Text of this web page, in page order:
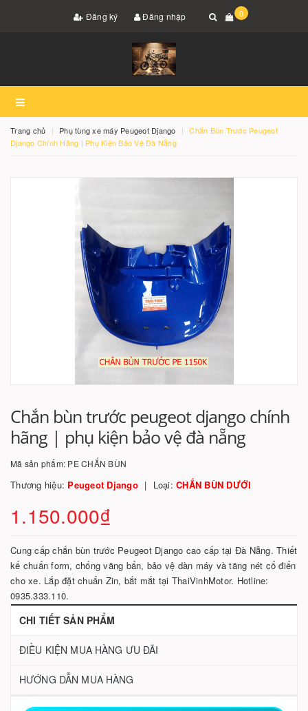
Đăng ký Đăng nhập 0
Trang chủ Phụ tùng xe máy Peugeot Django
Chắn Bùn Trước Peugeot
Django Chính Hãng | Phụ Kiện Bảo Vệ Đà Nẵng
Chắn bùn trước peugeot django chính
hãng | phụ kiện bảo vệ đà nẵng
Mã sản phẩm: PE CHẮN BÙN
Thương hiệu: Peugeot Django Loại: CHẮN BÙN DƯỚI
1.150.000₫
Cung cấp chắn bùn trước Peugeot Django cao cấp tại Đà Nẵng. Thiết
kế chuẩn form, chống văng bẩn, bảo vệ dàn máy và tăng nét cổ điển
cho xe. Lắp đặt chuẩn Zin, bắt mắt tại ThaiVinhMotor. Hotline:
0935.333.110.
CHI TIẾT SẢN PHẨM
ĐIỀU KIỆN MUA HÀNG ƯU ĐÃI
HƯỚNG DẪN MUA HÀNG